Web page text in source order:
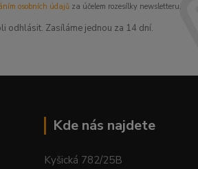
osobních údajůza účelem rozesílky newsletteru.
odhlásit. Zasíláme jednou za 14 dní.
Kde nás najdete
Kyšická 782/25B